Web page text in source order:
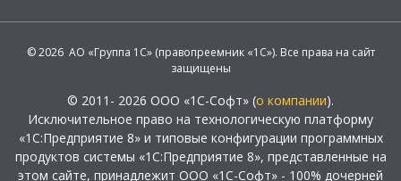
© 2026 АО «Группа 1С» (правопреемник «1С»). Все права на сайт
защищены
© 2011- 2026 ООО «1С-Софт» (о компании).
Исключительное право на технологическую платформу
«1С:Предприятие 8» и типовые конфигурации программных
продуктов системы «1С:Предприятие 8», представленные на
этом сайте, принадлежит ООО «1С-Софт» - 100% дочерней